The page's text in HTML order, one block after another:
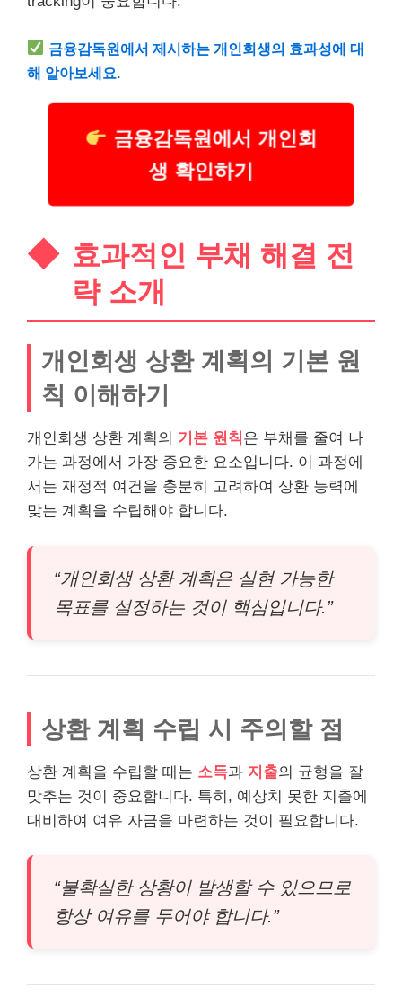
금융감독원에서 제시하는 개인회생의 효과성에 대
해 알아보세요.
금융감독원에서 개인회
생 확인하기
효과적인 부채 해결 전
략 소개
개인회생 상환 계획의 기본 원
칙 이해하기
개인회생 상환 계획의 기본 원칙은 부채를 줄여 나
가는 과정에서 가장 중요한 요소입니다. 이 과정에
서는 재정적 여건을 충분히 고려하여 상환 능력에
맞는 계획을 수립해야 합니다.
“개인회생 상환 계획은 실현 가능한
목표를 설정하는 것이 핵심입니다.”
상환 계획 수립 시 주의할 점
상환 계획을 수립할 때는 소득과 지출의 균형을 잘
맞추는 것이 중요합니다. 특히, 예상치 못한 지출에
대비하여 여유 자금을 마련하는 것이 필요합니다.
“불확실한 상황이 발생할 수 있으므로
항상 여유를 두어야 합니다.”